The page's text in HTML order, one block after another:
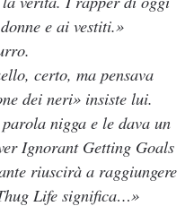
e ai vestiti.»
certo, ma pensava
dei neri» insiste lui.
parolaniggae le dava un
Ignorant Getting Goals
riuscirà a raggiungere
Lifesignifica…»